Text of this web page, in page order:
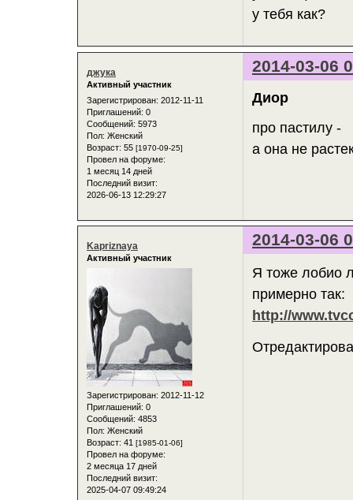
у тебя как?
2014-03-06
джука
Активный участник
Зарегистрирован: 2012-11-11
Приглашений: 0
Сообщений: 5973
Пол: Женский
Возраст: 55 [1970-09-25]
Провел на форуме:
1 месяц 14 дней
Последний визит:
2026-06-13 12:29:27
Диор
про пастилу -
а она не
2014-03-06
Kapriznaya
Активный участник
Зарегистрирован: 2012-11-12
Приглашений: 0
Сообщений: 4853
Пол: Женский
Возраст: 41 [1985-01-06]
Провел на форуме:
2 месяца 17 дней
Последний визит:
2025-04-07 09:49:24
Я тоже лобио
примерно так:
http://